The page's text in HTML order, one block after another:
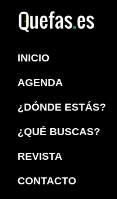
navegación
principal
principal
INICIO
AGENDA
¿DÓNDE ESTÁS?
¿QUÉ BUSCAS?
REVISTA
CONTACTO